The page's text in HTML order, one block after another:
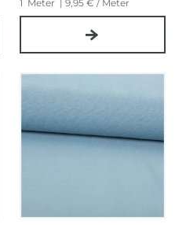
1 Meter | 9,95 € / Meter